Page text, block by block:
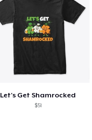
Let's Get Shamrocked
$51